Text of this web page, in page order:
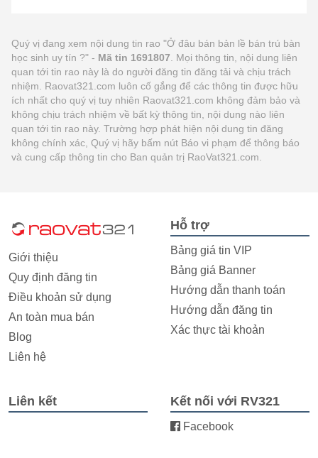
Quý vị đang xem nội dung tin rao "Ở đâu bán bản lề bán trú bàn
học sinh uy tín ?" - Mã tin 1691807 . Mọi thông tin, nội dung liên
quan tới tin rao này là do người đăng tin đăng tải và chịu trách
nhiệm. Raovat321.com luôn cố gắng để các thông tin được hữu
ích nhất cho quý vị tuy nhiên Raovat321.com không đảm bảo và
không chịu trách nhiệm về bất kỳ thông tin, nội dung nào liên
quan tới tin rao này. Trường hợp phát hiện nội dung tin đăng
không chính xác, Quý vị hãy bấm nút Báo vi phạm để thông báo
và cung cấp thông tin cho Ban quản trị RaoVat321.com.
Giới thiệu
Quy định đăng tin
Điều khoản sử dụng
An toàn mua bán
Blog
Liên hệ
Hỗ trợ
Bảng giá tin VIP
Bảng giá Banner
Hướng dẫn thanh toán
Hướng dẫn đăng tin
Xác thực tài khoản
Liên kết Kết nối với RV321
Facebook